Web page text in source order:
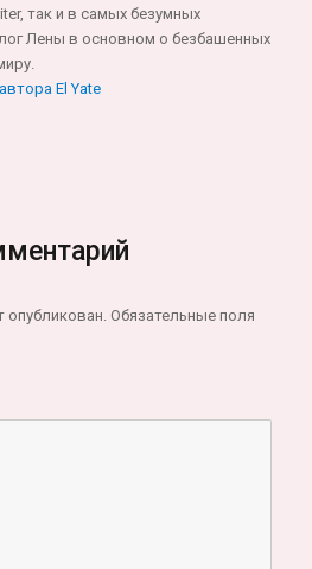
так и в самых безумных
Лены в основном о безбашенных
El Yate
опубликован. Обязательные поля